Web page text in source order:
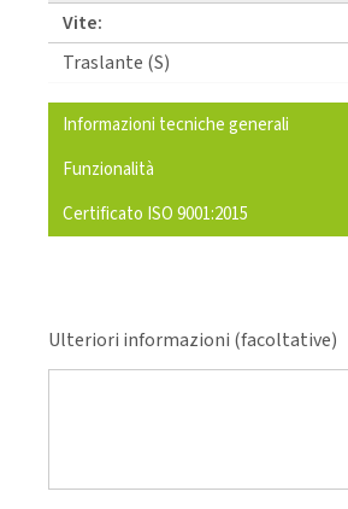
Vite:
Traslante (S)
Informazioni tecniche generali
Funzionalità
Certificato ISO 9001:2015
Ulteriori informazioni (facoltative)